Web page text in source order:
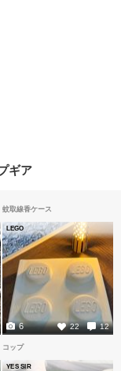
ギア
蚊取線香ケース
LEGO
22 12
6
コップ
YES SIR